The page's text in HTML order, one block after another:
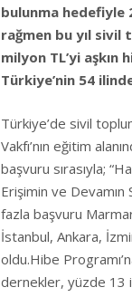
bulunma hedefiyle
rağmen bu yıl sivil
milyon TL’yi aşkın
Türkiye’nin 54
Türkiye’de sivil
Vakfı’nın eğitim
başvuru sırasıyla;
Erişimin ve Devamın
fazla başvuru
İstanbul, Ankara,
oldu.Hibe
dernekler, yüzde 13